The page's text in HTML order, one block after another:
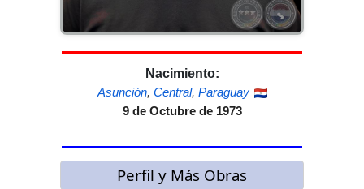
Nacimiento:
Asunción, Central, Paraguay
9 de Octubre de 1973
Perfil y Más Obras